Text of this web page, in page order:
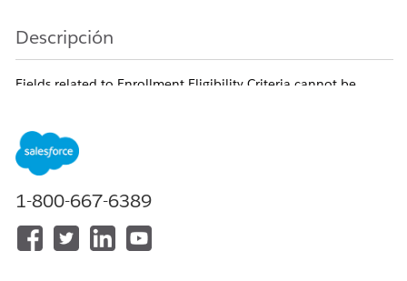
Descripción
Fields related to Enrollment Eligibility Criteria cannot be
object. This behavior is a known Salesforce limitation.
Número del artículo de conocimiento
005321486
1-800-667-6389